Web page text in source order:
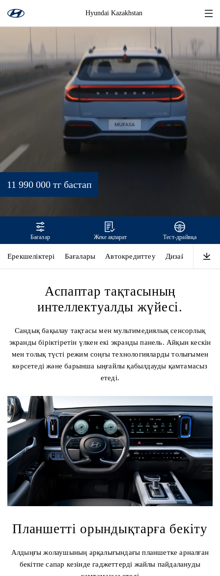
Hyundai Kazakhstan
MUFASA
11 990 000 тг бастап
Бағалар Жеке ақпарат Тест-драйвқа
Ерекшеліктері Бағалары Автокредиттеу Дизайн
Аспаптар тақтасының
интеллектуалды жүйесі.
Сандық бақылау тақтасы мен мультимедиялық сенсорлық
экранды біріктіретін үлкен екі экранды панель. Айқын кескін
мен толық түсті режим соңғы технологияларды толығымен
көрсетеді және барынша ыңғайлы қабылдауды қамтамасыз
етеді.
Планшетті орындықтарға бекіту
Алдыңғы жолаушының арқалығындағы планшетке арналған
бекітпе сапар кезінде гаджеттерді жайлы пайдалануды